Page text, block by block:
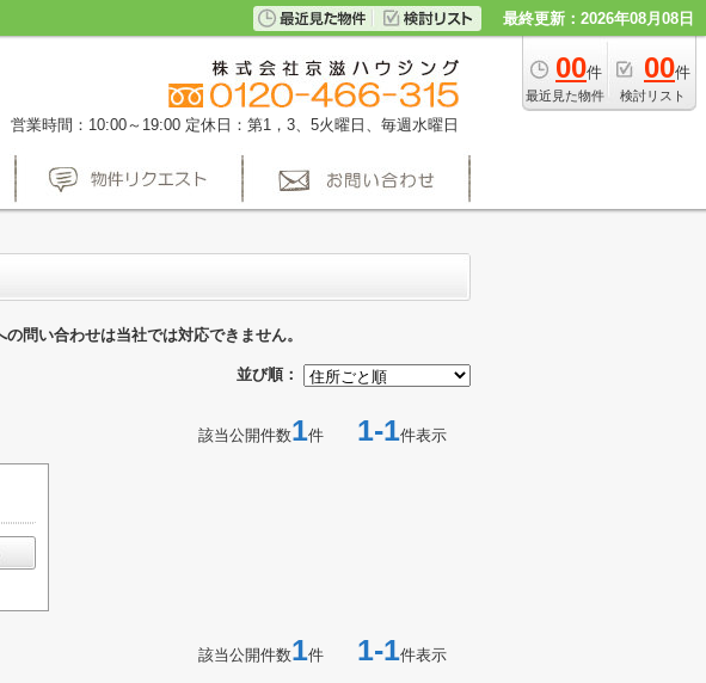
最終更新：2026年08月08日
00件
最近見た物件
00件
検討リスト
営業時間：10:00～19:00 定休日：第1，3、5火曜日、毎週水曜日
問い合わせは当社では対応できません。
並び順：
該当公開件数1件 1-1件表示
該当公開件数1件 1-1件表示